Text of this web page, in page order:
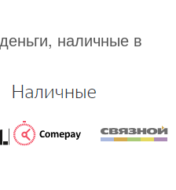
наличные в